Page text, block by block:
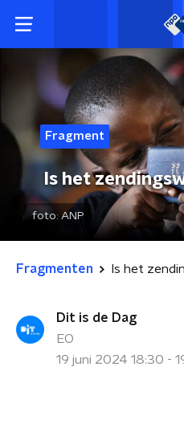
Fragment
Is het
foto: ANP
Fragmenten Is het
Dit is de Dag
EO
19 juni 2024 18:30 -